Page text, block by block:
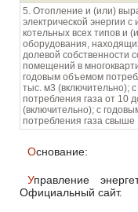
5. Отопление и (или)
электрической энергии
котельных всех типов и
оборудования,
долевой собственности
помещений в
годовым объемом
тыс. м3 (включительно);
потребления газа от 10
(включительно); с
потребления газа свыше
Основание:
Управление энергетики и тарифов Липецкой области.
Официальный сайт.